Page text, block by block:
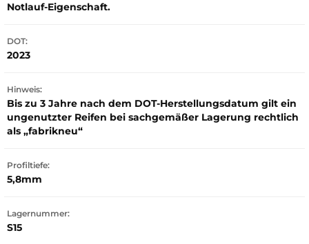
Notlauf-Eigenschaft.
DOT:
2023
Hinweis:
Bis zu 3 Jahre nach dem DOT-Herstellungsdatum gilt ein
ungenutzter Reifen bei sachgemäßer Lagerung rechtlich
als „fabrikneu“
Profiltiefe:
5,8mm
Lagernummer:
S15